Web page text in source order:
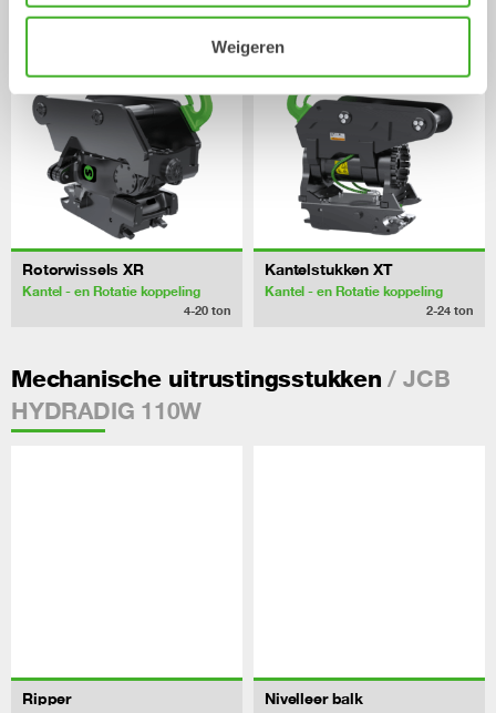
Weigeren
Rotorwissels XR
Kantel - en Rotatie koppeling
4-20 ton
Kantelstukken XT
Kantel - en Rotatie koppeling
2-24 ton
Mechanische uitrustingsstukken / JCB
HYDRADIG 110W
Ripper Nivelleer balk